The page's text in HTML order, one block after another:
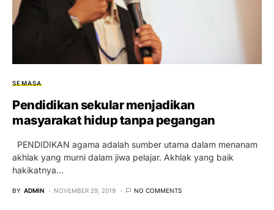
SEMASA
Pendidikan sekular menjadikan
masyarakat hidup tanpa pegangan
PENDIDIKAN agama adalah sumber utama dalam menanam
akhlak yang murni dalam jiwa pelajar. Akhlak yang baik
hakikatnya…
BY ADMIN NOVEMBER 29, 2019 NO COMMENTS